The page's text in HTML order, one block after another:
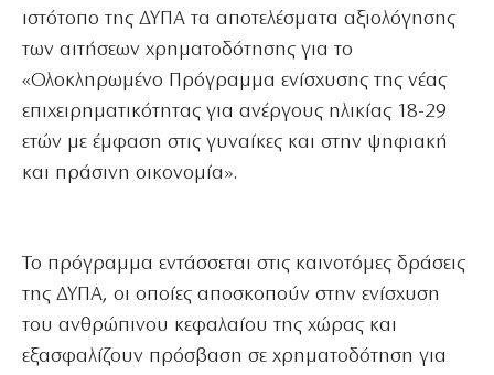
ιστότοπο της ΔΥΠΑ τα αποτελέσματα αξιολόγησης
των αιτήσεων χρηματοδότησης για το
«Ολοκληρωμένο Πρόγραμμα ενίσχυσης της νέας
επιχειρηματικότητας για ανέργους ηλικίας 18-29
ετών με έμφαση στις γυναίκες και στην ψηφιακή
και πράσινη οικονομία».
Το πρόγραμμα εντάσσεται στις καινοτόμες δράσεις
της ΔΥΠΑ, οι οποίες αποσκοπούν στην ενίσχυση
του ανθρώπινου κεφαλαίου της χώρας και
εξασφαλίζουν πρόσβαση σε χρηματοδότηση για